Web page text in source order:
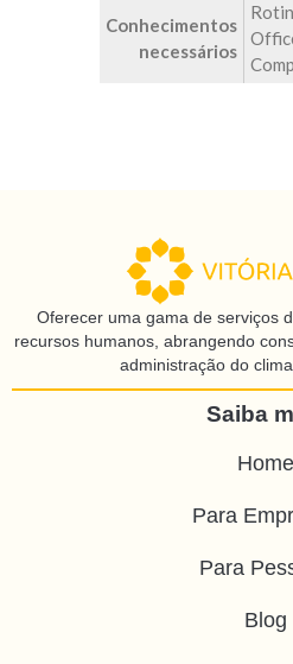
Conhecimentos
necessários
Oferecer uma gama de serviços
recursos humanos, abrangendo
administração do
Saiba
Home
Para
Para
Blog